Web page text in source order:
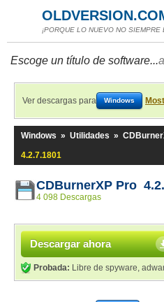
¡PORQUE LO NUEVO NO SIEMPRE
Escoge un título de software...
Ver descargas para Windows
Windows » Utilidades »
4.2.7.1801
CDBurnerXP Pro
4 098 Descargas
Descargar ahora
Probada: Libre de spyware,